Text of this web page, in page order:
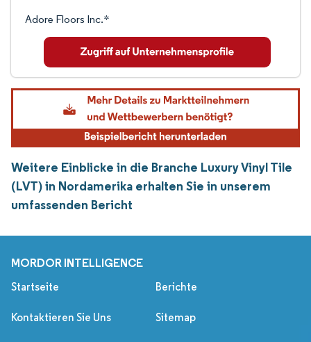
Adore Floors Inc.*
Weitere Einblicke in die Branche Luxury Vinyl Tile
(LVT) in Nordamerika erhalten Sie in unserem
umfassenden Bericht
MORDOR INTELLIGENCE
Startseite Berichte
Kontaktieren Sie Uns Sitemap